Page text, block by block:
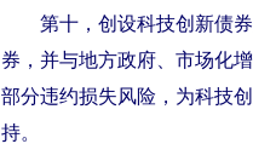
第十，创设科技创新债券
券，并与地方政府、市场化
部分违约损失风险，为科技
持。